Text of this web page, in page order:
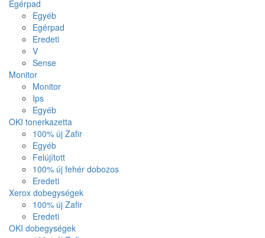
Egérpad
Egyéb
Egérpad
Eredeti
V
Sense
Monitor
Monitor
Ips
Egyéb
OKI tonerkazetta
100% új Zafir
Egyéb
Felújított
100% új fehér dobozos
Eredeti
Xerox dobegységek
100% új Zafir
Eredeti
OKI dobegységek